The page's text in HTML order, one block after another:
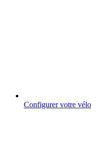
Configurer votre vélo